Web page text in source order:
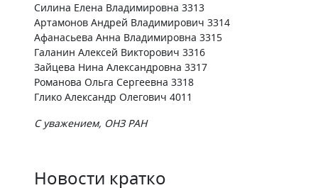
Силина Елена Владимировна 3313
Артамонов Андрей Владимирович 3314
Афанасьева Анна Владимировна 3315
Галанин Алексей Викторович 3316
Зайцева Нина Александровна 3317
Романова Ольга Сергеевна 3318
Глико Александр Олегович 4011
С уважением, ОНЗ РАН
Новости кратко